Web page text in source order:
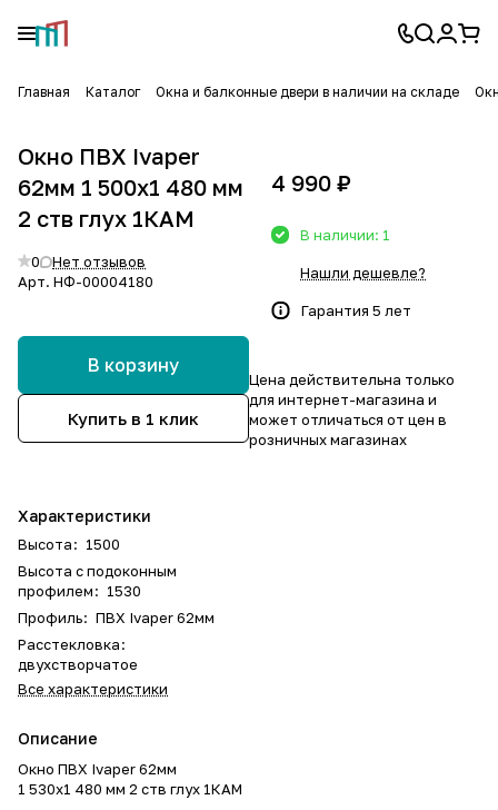
Главная Каталог Окна и балконные двери в наличии на складе
Окно ПВХ Ivaper
62мм 1 500х1 480 мм
2 ств глух 1КАМ
0
Нет отзывов
Арт. НФ-00004180
В корзину
Купить в 1 клик
Характеристики
Высота: 1500
Высота с подоконным
профилем: 1530
Профиль: ПВХ Ivaper 62мм
Расстекловка:
двухстворчатое
Все характеристики
Описание
Окно ПВХ Ivaper 62мм
1 530х1 480 мм 2 ств глух 1КАМ
4 990 ₽
В наличии: 1
Нашли дешевле?
Гарантия 5 лет
Цена действительна только
для интернет-магазина и
может отличаться от цен в
розничных магазинах